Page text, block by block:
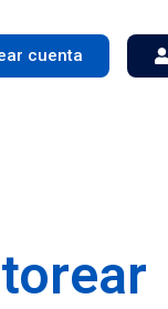
cuenta